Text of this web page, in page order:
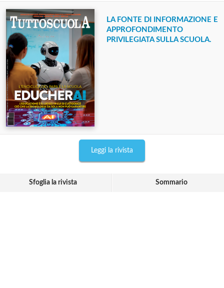
LA FONTE DI INFORMAZIONE E
APPROFONDIMENTO
PRIVILEGIATA SULLA SCUOLA.
Leggi la rivista
Sfoglia la rivista Sommario